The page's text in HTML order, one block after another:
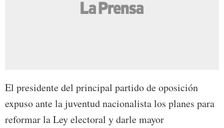
El presidente del principal partido de oposición
expuso ante la juventud nacionalista los planes para
reformar la Ley electoral y darle mayor